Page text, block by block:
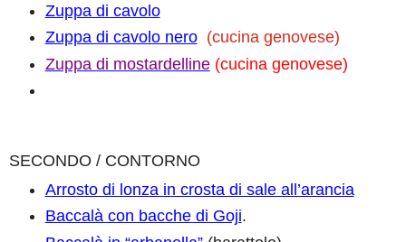
Zuppa di cavolo
Zuppa di cavolo nero (cucina genovese)
Zuppa di mostardelline (cucina genovese)
SECONDO / CONTORNO
Arrosto di lonza in crosta di sale all’arancia
Baccalà con bacche di Goji.